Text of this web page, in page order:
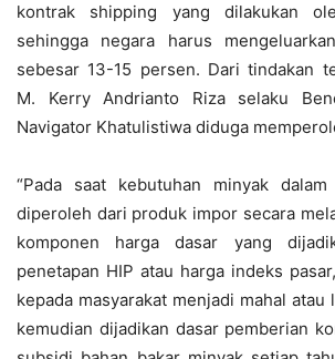
kontrak shipping yang dilakukan
sehingga negara harus
sebesar 13-15 persen. Dari tindakan
M. Kerry Andrianto Riza selaku
Navigator Khatulistiwa diduga
“Pada saat kebutuhan minyak
diperoleh dari produk impor secara
komponen harga dasar yang
penetapan HIP atau harga indeks
kepada masyarakat menjadi mahal
kemudian dijadikan dasar pemberian